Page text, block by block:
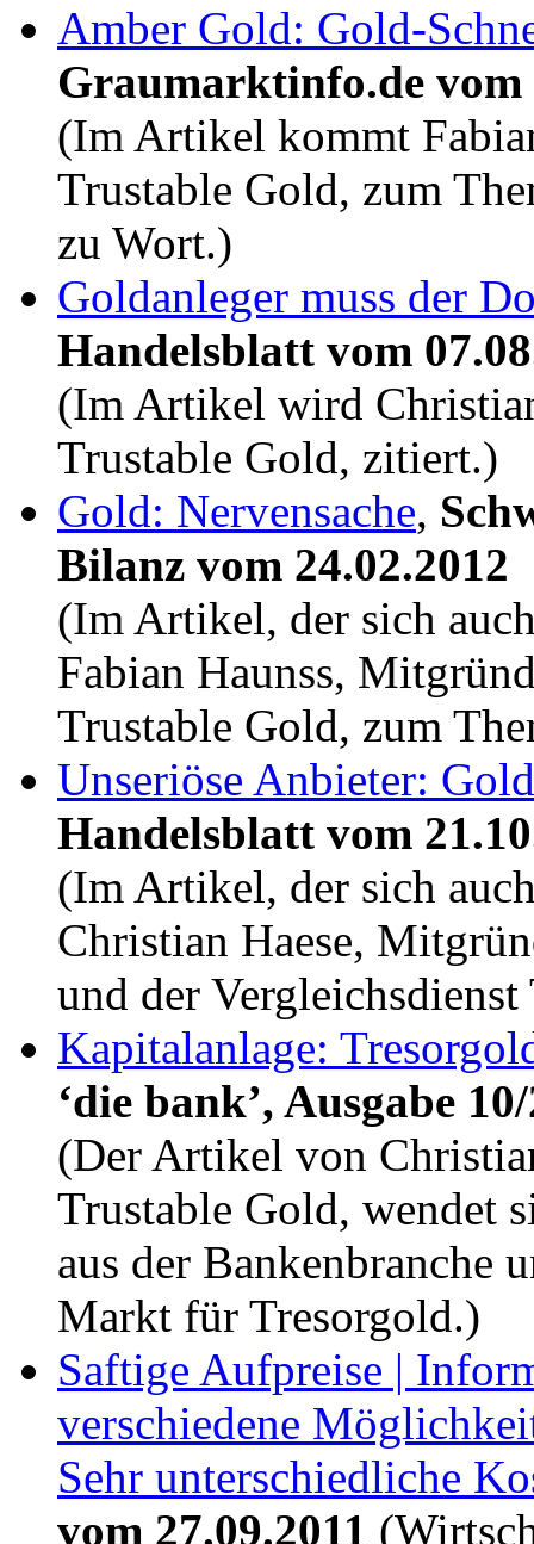
Amber Gold: Gold-
Graumarktinfo.de vom
(Im Artikel kommt
Trustable Gold, zum
zu Wort.)
Goldanleger muss der
Handelsblatt vom
(Im Artikel wird
Trustable Gold, zitiert.)
Gold: Nervensache,
Bilanz vom 24.02.2012
(Im Artikel, der sich
Fabian Haunss,
Trustable Gold, zum
Unseriöse Anbieter:
Handelsblatt vom
(Im Artikel, der sich
Christian Haese,
und der
Kapitalanlage:
‘die bank’, Ausgabe
(Der Artikel von
Trustable Gold, wendet
aus der Bankenbranche
Markt für Tresorgold.)
Saftige Aufpreise |
verschiedene
Sehr unterschiedliche
vom 27.09.2011